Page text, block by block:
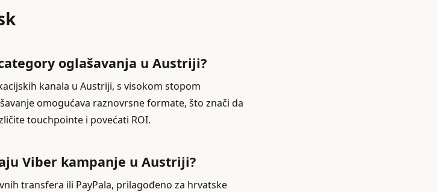
oglašavanja u Austriji?
kanala u Austriji, s visokom stopom
omogućava raznovrsne formate, što znači da
touchpointe i povećati ROI.
Viber kampanje u Austriji?
transfera ili PayPala, prilagođeno za hrvatske